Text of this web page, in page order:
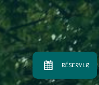
RÉSERVER